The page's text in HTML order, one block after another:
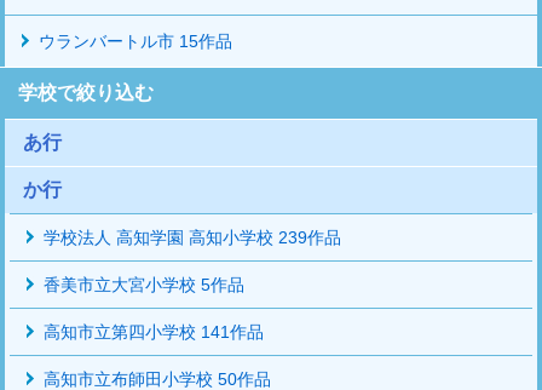
ウランバートル市 15作品
学校で絞り込む
あ行
か行
学校法人 高知学園 高知小学校 239作品
香美市立大宮小学校 5作品
高知市立第四小学校 141作品
高知市立布師田小学校 50作品